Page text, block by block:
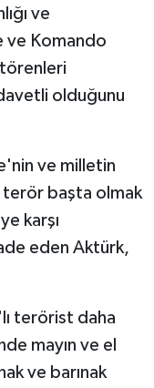
ve
ve Komando
törenleri
olduğunu
ve milletin
terör başta olmak
karşı
eden Aktürk,
terörist daha
mayın ve el
ve barınak